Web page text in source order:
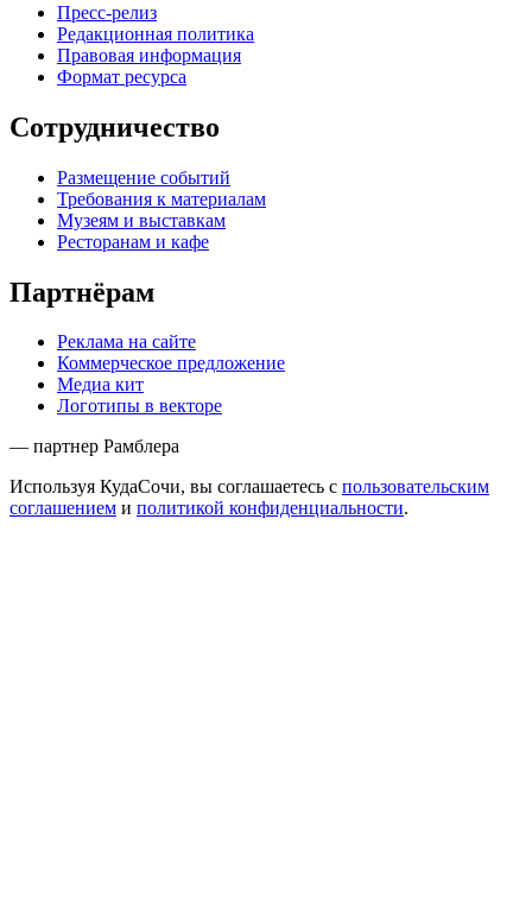
Пресс-релиз
Редакционная политика
Правовая информация
Формат ресурса
Сотрудничество
Размещение событий
Требования к материалам
Музеям и выставкам
Ресторанам и кафе
Партнёрам
Реклама на сайте
Коммерческое предложение
Медиа кит
Логотипы в векторе
— партнер Рамблера
Используя КудаСочи, вы соглашаетесь с пользовательским
соглашением и политикой конфиденциальности.